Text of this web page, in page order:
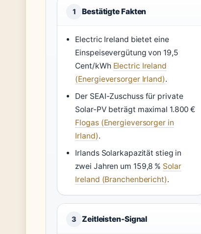
1 Bestätigte Fakten
Electric Ireland bietet eine
Einspeisevergütung von 19,5
Cent/kWh Electric Ireland
(Energieversorger Irland).
Der SEAI-Zuschuss für private
Solar-PV beträgt maximal 1.800 €
Flogas (Energieversorger in
Irland).
Irlands Solarkapazität stieg in
zwei Jahren um 159,8 % Solar
Ireland (Branchenbericht).
3 Zeitleisten-Signal